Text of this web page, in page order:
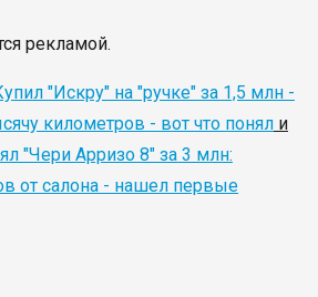
рекламой.
"Искру" на "ручке" за 1,5 млн -
километров - вот что понял и
"Чери Арризо 8" за 3 млн:
от салона - нашел первые